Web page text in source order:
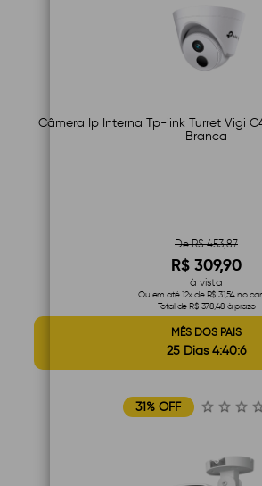
Câmera Ip Interna Tp-link Turret Vigi
Branca
De R$ 453,87
R$ 309,90
à vista
Ou em até 12x de R$ 31,54 no
Total de R$ 378,48 à prazo
MÊS DOS PAIS
25 Dias 4:40:5
31% OFF